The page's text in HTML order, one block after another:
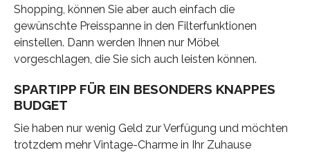
Shopping, können Sie aber auch einfach die
gewünschte Preisspanne in den Filterfunktionen
einstellen. Dann werden Ihnen nur Möbel
vorgeschlagen, die Sie sich auch leisten können.
SPARTIPP FÜR EIN BESONDERS KNAPPES
BUDGET
Sie haben nur wenig Geld zur Verfügung und möchten
trotzdem mehr Vintage-Charme in Ihr Zuhause